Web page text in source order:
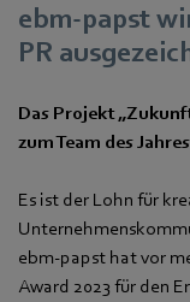
ebm‑papst
PR
Das Projekt
zum Team des
Es ist der Lohn für
ebm‑papst hat vor
Award 2023 für den